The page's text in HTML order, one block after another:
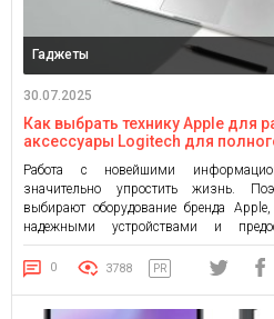
Гаджеты
30.07.2025
Как выбрать технику Apple для
аксессуары Logitech для
Работа с новейшими
значительно упростить жизнь.
выбирают оборудование бренда
надежными устройствами и
программному обеспечению и другим
Apple для работы Среди торговых
для офиса, обратите внимание на
0 3788 PR